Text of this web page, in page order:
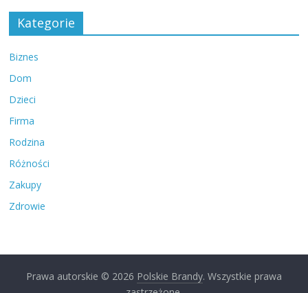
Kategorie
Biznes
Dom
Dzieci
Firma
Rodzina
Różności
Zakupy
Zdrowie
Prawa autorskie © 2026 Polskie Brandy. Wszystkie prawa